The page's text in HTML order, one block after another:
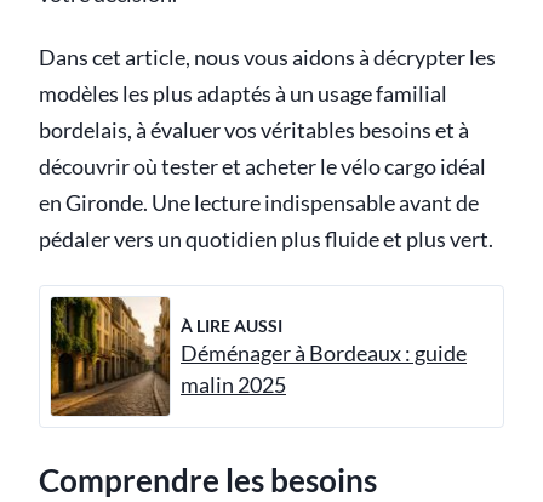
Dans cet article, nous vous aidons à décrypter les
modèles les plus adaptés à un usage familial
bordelais, à évaluer vos véritables besoins et à
découvrir où tester et acheter le vélo cargo idéal
en Gironde. Une lecture indispensable avant de
pédaler vers un quotidien plus fluide et plus vert.
À LIRE AUSSI
Déménager à Bordeaux : guide
malin 2025
Comprendre les besoins